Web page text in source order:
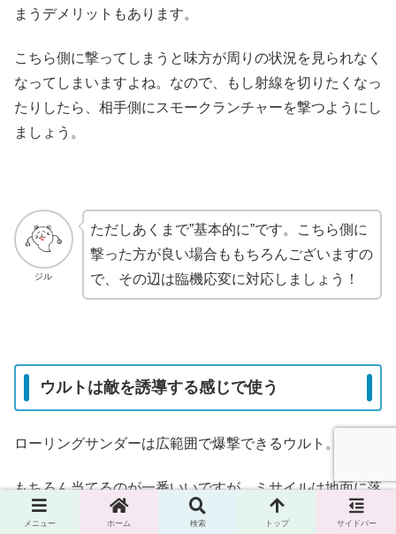
まうデメリットもあります。
こちら側に撃ってしまうと味方が周りの状況を見られなく
なってしまいますよね。なので、もし射線を切りたくなっ
たりしたら、相手側にスモークランチャーを撃つようにし
ましょう。
ジル
ただしあくまで”基本的に”です。こちら側に
撃った方が良い場合ももちろんございますの
で、その辺は臨機応変に対応しましょう！
ウルトは敵を誘導する感じで使う
ローリングサンダーは広範囲で爆撃できるウルト。
もちろん当てるのが一番いいですが、ミサイルは地面に落
下してから爆発まで少し時間があるので大抵は範囲外や屋
メニュー ホーム 検索 トップ サイドバー